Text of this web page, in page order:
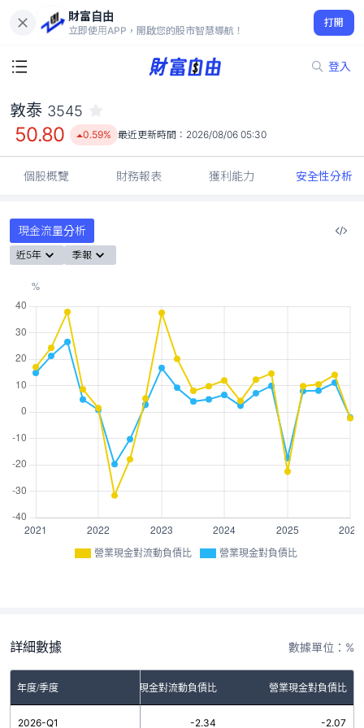
財富自由
立即使用APP，開啟您的股市智慧導航！
打開
登入
50.80
0.59%
敦泰 3545
50.80 0.59% 最近更新時間： 2026/08/06 05:30
個股概覽 財務報表 獲利能力 安全性分析
現金流量分析
近5年 季報
營業現金對流動負債比 營業現金對負債比
詳細數據 數據單位：%
年度/季度 營業現金對流動負債比 營業現金對負債比
2026-Q1 -2.34 -2.07